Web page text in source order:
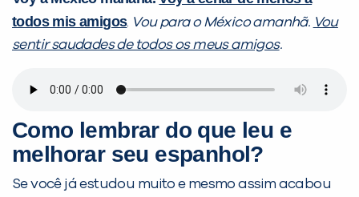
todos mis amigos. Vou para o México amanhã. Vou
sentir saudades de todos os meus amigos.
Como lembrar do que leu e
melhorar seu espanhol?
Se você já estudou muito e mesmo assim acabou